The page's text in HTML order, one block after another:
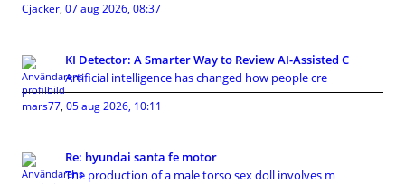
Cjacker, 07 aug 2026, 08:37
KI Detector: A Smarter Way to Review AI-Assisted C
Artificial intelligence has changed how people cre
mars77, 05 aug 2026, 10:11
Re: hyundai santa fe motor
The production of a male torso sex doll involves m